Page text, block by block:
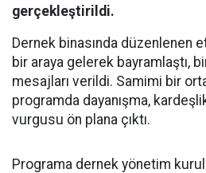
gerçekleştirildi.
Dernek binasında düzenlenen
bir araya gelerek bayramlaştı,
mesajları verildi. Samimi bir
programda dayanışma,
vurgusu ön plana çıktı.
Programa dernek yönetim